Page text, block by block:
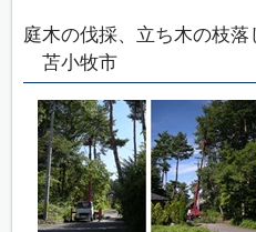
庭木の伐採、立ち木の
苫小牧市